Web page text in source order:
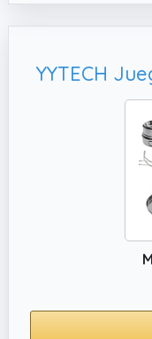
fourchettes et
✔️ 2. Ustensiles
de Qualité
inoxydable de
de cuisine
rigueurs de la
✔️ 5.
cuisiniez au
ensemble
est votre